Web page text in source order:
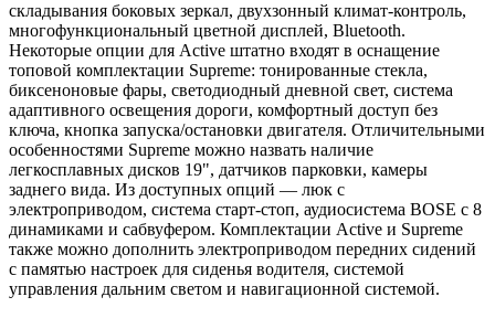
складывания боковых зеркал, двухзонный климат-контроль,
многофункциональный цветной дисплей, Bluetooth.
Некоторые опции для Active штатно входят в оснащение
топовой комплектации Supreme: тонированные стекла,
биксеноновые фары, светодиодный дневной свет, система
адаптивного освещения дороги, комфортный доступ без
ключа, кнопка запуска/остановки двигателя. Отличительными
особенностями Supreme можно назвать наличие
легкосплавных дисков 19", датчиков парковки, камеры
заднего вида. Из доступных опций — люк с
электроприводом, система старт-стоп, аудиосистема BOSE с 8
динамиками и сабвуфером. Комплектации Active и Supreme
также можно дополнить электроприводом передних сидений
с памятью настроек для сиденья водителя, системой
управления дальним светом и навигационной системой.